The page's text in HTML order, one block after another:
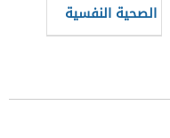
الصحية النفسية
(نظام سعودي)